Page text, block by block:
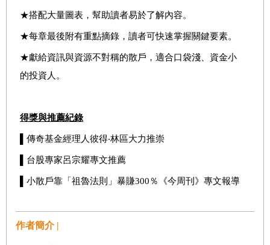
★搭配大量圖表，幫助讀者易於了解內容。
★每章最後附有重點摘錄，讀者可快速掌握關鍵要素。
★獻給資訊與資源不對稱的散戶，適合口袋淺、資金小
的投資人。
得獎與推薦紀錄
▌傳奇基金經理人彼得‧林區大力推崇
▌台股專家呂宗耀專文推薦
▌小散戶靠「祖魯法則」暴賺300％《今周刊》專文報導
作者簡介 |